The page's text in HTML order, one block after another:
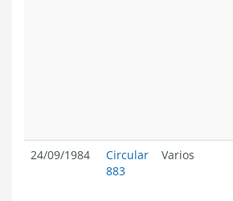
24/09/1984
Circular
883
Varios